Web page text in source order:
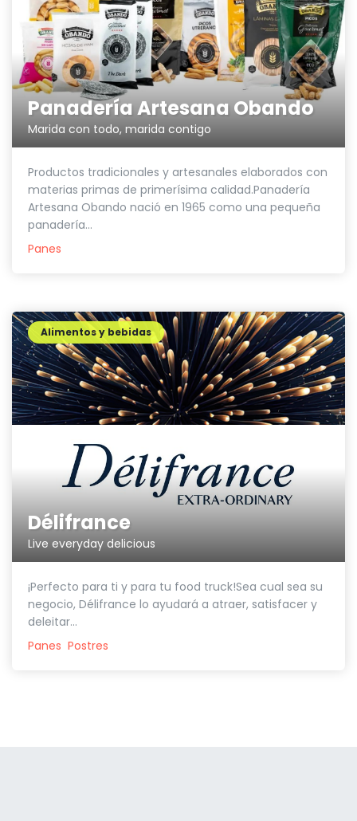
Panadería Artesana Obando
Marida con todo, marida contigo
Productos tradicionales y artesanales elaborados con
materias primas de primerísima calidad.Panadería
Artesana Obando nació en 1965 como una pequeña
panadería...
Panes
Délifrance
Live everyday delicious
Alimentos y bebidas
¡Perfecto para ti y para tu food truck!Sea cual sea su
negocio, Délifrance lo ayudará a atraer, satisfacer y
deleitar...
Panes Postres